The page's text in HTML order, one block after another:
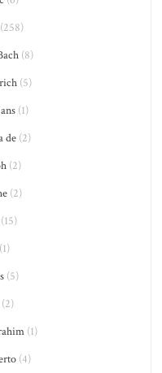
(8)
(5)
(1)
de (2)
(2)
(2)
(15)
(1)
(5)
(2)
(1)
(4)